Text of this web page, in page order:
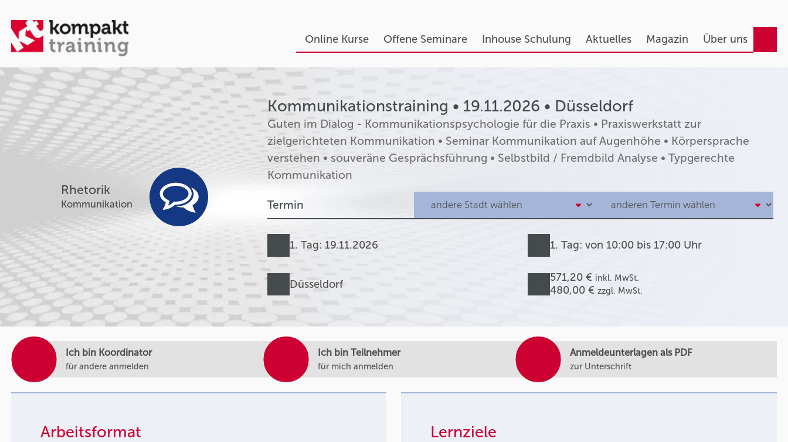
Online Kurse Offene Seminare Inhouse Schulung Aktuelles Magazin Über uns
Rhetorik
Kommunikation
Kommunikationstraining • 19.11.2026 • Düsseldorf
Guten im Dialog - Kommunikationspsychologie für die Praxis • Praxiswerkstatt zur
zielgerichteten Kommunikation • Seminar Kommunikation auf Augenhöhe • Körpersprache
verstehen • souveräne Gesprächsführung • Selbstbild / Fremdbild Analyse • Typgerechte
Kommunikation
Termin
1. Tag: 19.11.2026 1. Tag: von 10:00 bis 17:00 Uhr
Düsseldorf
571,20 € inkl. MwSt.
480,00 € zzgl. MwSt.
Arbeitsformat Lernziele
Ich bin Koordinator
für andere anmelden
Ich bin Teilnehmer
für mich anmelden
Anmeldeunterlagen als PDF
zur Unterschrift